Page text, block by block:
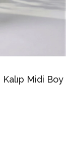
Kalıp Midi Boy